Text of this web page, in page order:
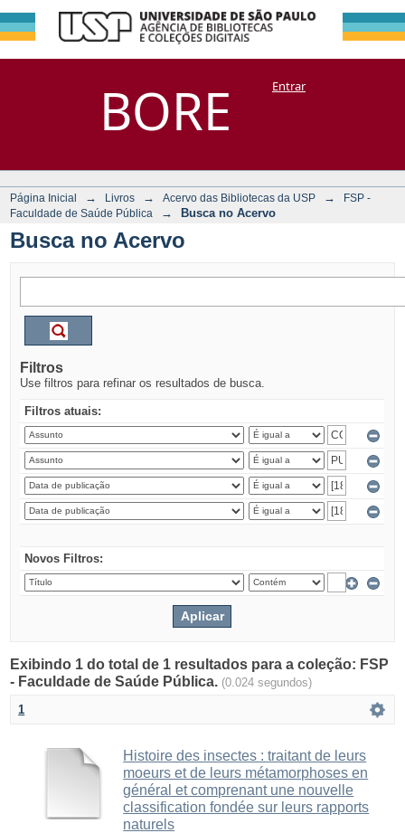
BORE
Busca no Acervo
DSpace/Manakin + CoriscoEntrar
Página Inicial → Livros → Acervo das Bibliotecas da USP →
FSP -
Faculdade de Saúde Pública
→ Busca no Acervo
Busca no Acervo
Filtros
Use filtros para refinar os resultados de busca.
Filtros atuais:
Novos Filtros:
Exibindo 1 do total de 1 resultados para a coleção: FSP
- Faculdade de Saúde Pública. (0.024 segundos)
1
Histoire des insectes : traitant de leurs
moeurs et de leurs métamorphoses en
général et comprenant une nouvelle
classification fondée sur leurs rapports
naturels